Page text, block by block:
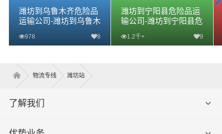
潍坊到乌鲁木齐危险品
运输公司-潍坊到乌鲁木
到乌鲁木齐危险品专线
978 8
潍坊到宁阳县危险品运
输公司-潍坊到宁阳县危
阳县危险品专线
1.2千+ 9
物流专线 潍坊站
了解我们